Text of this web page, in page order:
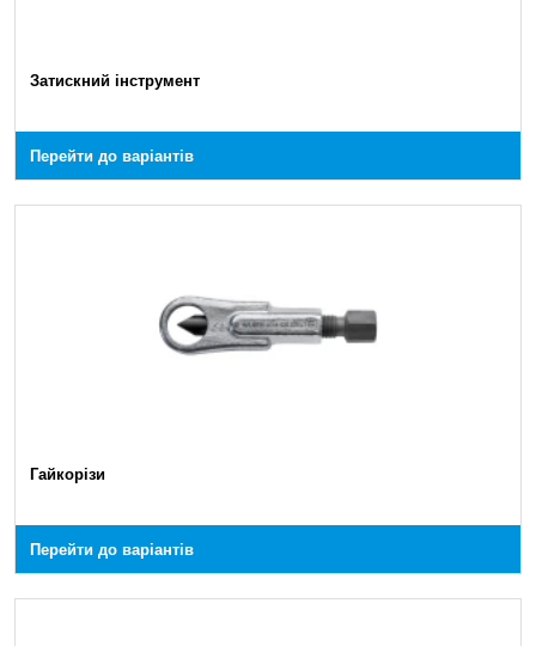
Затискний інструмент
Перейти до варіантів
Гайкорізи
Перейти до варіантів